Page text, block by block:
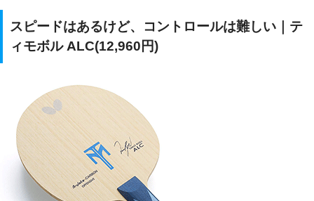
スピードはあるけど、コントロールは難しい｜テ
ィモボル ALC(12,960円)